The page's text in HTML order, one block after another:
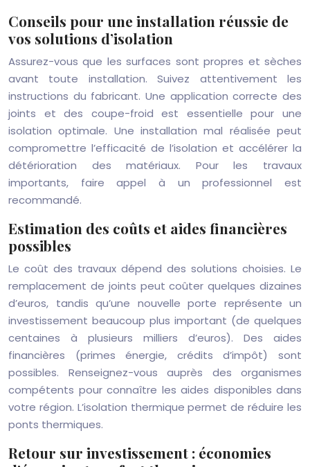
Conseils pour une installation réussie de
vos solutions d’isolation
Assurez-vous que les surfaces sont propres et sèches
avant toute installation. Suivez attentivement les
instructions du fabricant. Une application correcte des
joints et des coupe-froid est essentielle pour une
isolation optimale. Une installation mal réalisée peut
compromettre l’efficacité de l’isolation et accélérer la
détérioration des matériaux. Pour les travaux
importants, faire appel à un professionnel est
recommandé.
Estimation des coûts et aides financières
possibles
Le coût des travaux dépend des solutions choisies. Le
remplacement de joints peut coûter quelques dizaines
d’euros, tandis qu’une nouvelle porte représente un
investissement beaucoup plus important (de quelques
centaines à plusieurs milliers d’euros). Des aides
financières (primes énergie, crédits d’impôt) sont
possibles. Renseignez-vous auprès des organismes
compétents pour connaître les aides disponibles dans
votre région. L’isolation thermique permet de réduire les
ponts thermiques.
Retour sur investissement : économies